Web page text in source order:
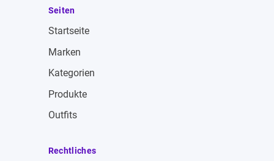
Seiten
Startseite
Marken
Kategorien
Produkte
Outfits
Rechtliches